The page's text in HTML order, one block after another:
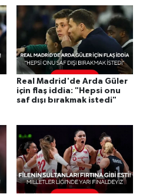
Real Madrid'de Arda Güler
için flaş iddia: "Hepsi onu
saf dışı bırakmak istedi"